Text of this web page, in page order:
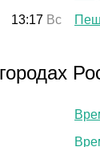
13:17 Вс